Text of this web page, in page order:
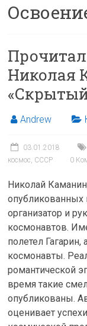
Николая
Andrew
03.01.2018
космос, СССР 0
Николай
опубликованных
организатор и
космонавтов.
полетел Гагарин,
космонавты.
романтической
время такие
опубликованы.
оценивает